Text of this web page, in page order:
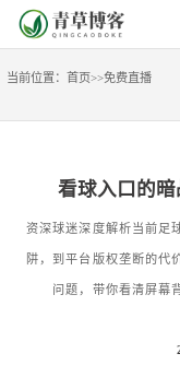
当前位置： 首页>>免费直播
看球入口的暗
资深球迷深度解析当前足
阱，到平台版权垄断的代
问题，带你看清屏幕